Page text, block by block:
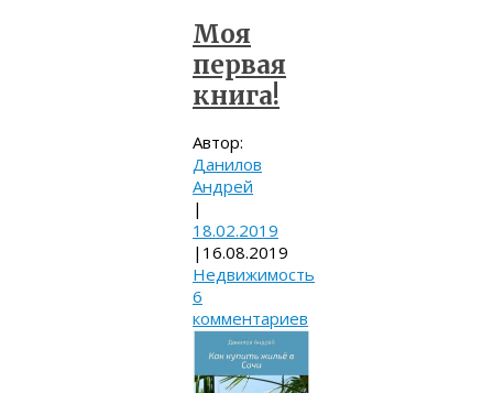
Моя
первая
книга!
Автор:
Данилов
Андрей
|
18.02.2019
| 16.08.2019
Недвижимость
6
комментариев